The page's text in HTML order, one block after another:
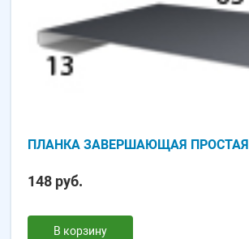
ПЛАНКА ЗАВЕРШАЮЩАЯ ПРОСТАЯ
148 руб.
В корзину